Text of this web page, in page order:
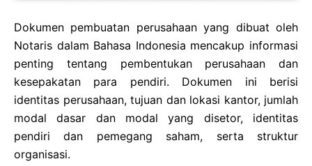
Dokumen pembuatan perusahaan yang dibuat oleh
Notaris dalam Bahasa Indonesia mencakup informasi
penting tentang pembentukan perusahaan dan
kesepakatan para pendiri. Dokumen ini berisi
identitas perusahaan, tujuan dan lokasi kantor, jumlah
modal dasar dan modal yang disetor, identitas
pendiri dan pemegang saham, serta struktur
organisasi.